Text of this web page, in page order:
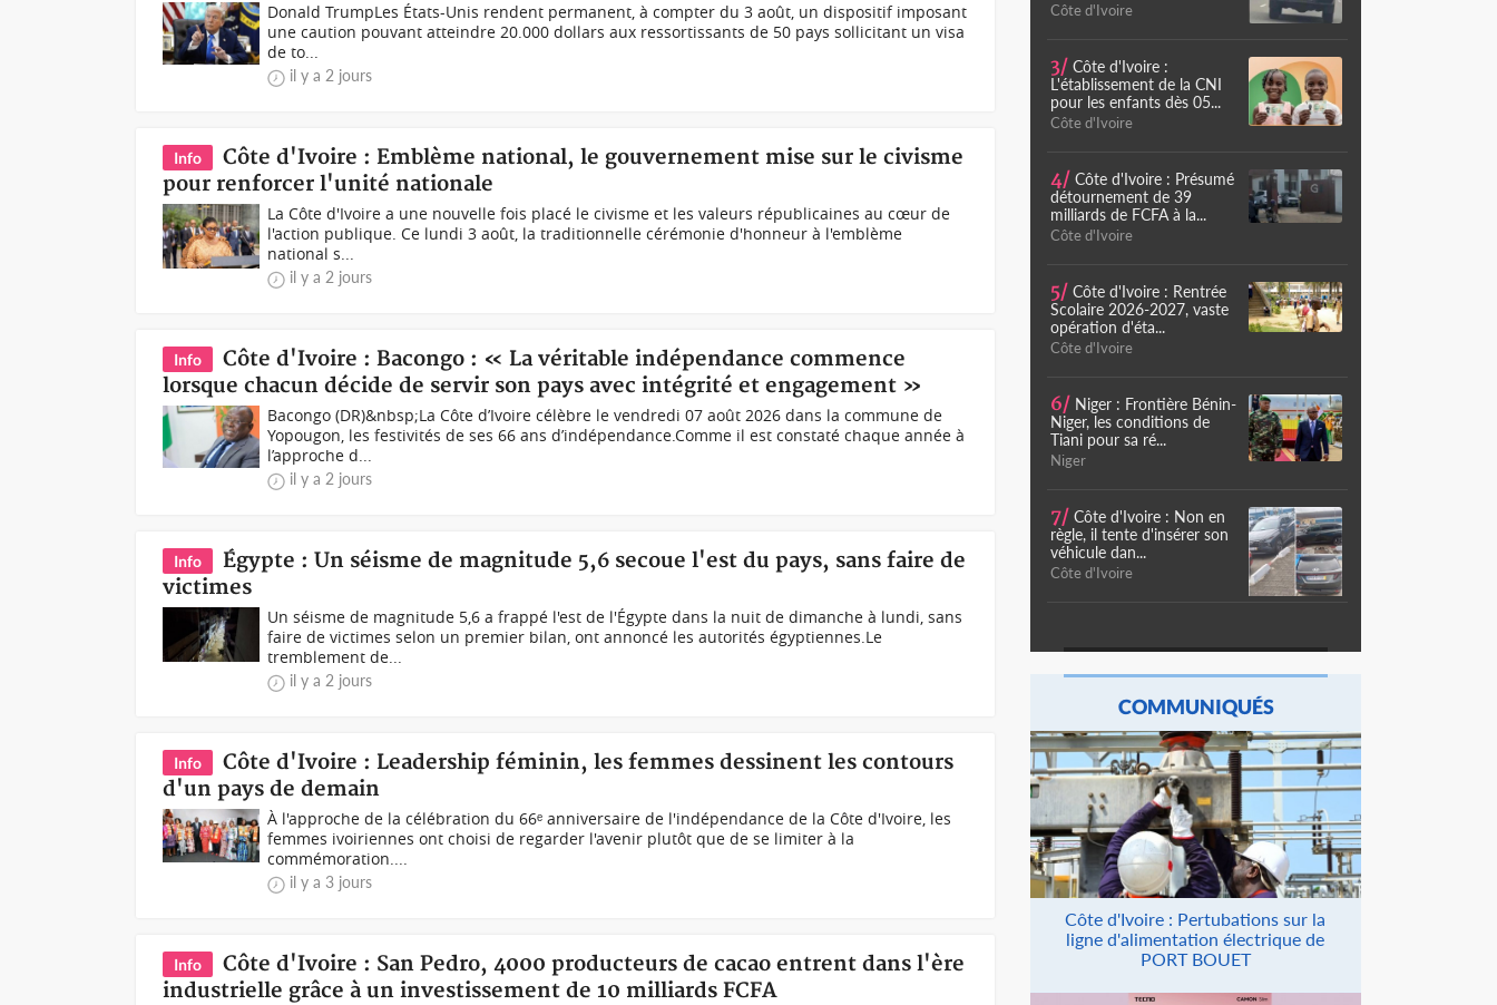
Donald TrumpLes États-Unis rendent permanent, à compter du 3 août, un dispositif imposant
une caution pouvant atteindre 20.000 dollars aux ressortissants de 50 pays sollicitant un visa
de to...
il y a 2 jours
Info
Côte d'Ivoire : Emblème national, le gouvernement mise sur le civisme
pour renforcer l'unité nationale
La Côte d'Ivoire a une nouvelle fois placé le civisme et les valeurs républicaines au cœur de
l'action publique. Ce lundi 3 août, la traditionnelle cérémonie d'honneur à l'emblème
national s...
il y a 2 jours
Info
Côte d'Ivoire : Bacongo : « La véritable indépendance commence
lorsque chacun décide de servir son pays avec intégrité et engagement »
Bacongo (DR)&nbsp;La Côte d’Ivoire célèbre le vendredi 07 août 2026 dans la commune de
Yopougon, les festivités de ses 66 ans d’indépendance.Comme il est constaté chaque année à
l’approche d...
il y a 2 jours
Info
Égypte : Un séisme de magnitude 5,6 secoue l'est du pays, sans faire de
victimes
Un séisme de magnitude 5,6 a frappé l'est de l'Égypte dans la nuit de dimanche à lundi, sans
faire de victimes selon un premier bilan, ont annoncé les autorités égyptiennes.Le
tremblement de...
il y a 2 jours
Info
Côte d'Ivoire : Leadership féminin, les femmes dessinent les contours
d'un pays de demain
À l'approche de la célébration du 66ᵉ anniversaire de l'indépendance de la Côte d'Ivoire, les
femmes ivoiriennes ont choisi de regarder l'avenir plutôt que de se limiter à la
commémoration....
il y a 3 jours
Info
Côte d'Ivoire : San Pedro, 4000 producteurs de cacao entrent dans l'ère
industrielle grâce à un investissement de 10 milliards FCFA
Côte d'Ivoire
3/ Côte d'Ivoire :
L'établissement de la CNI
pour les enfants dès 05...
Côte d'Ivoire
4/ Côte d'Ivoire : Présumé
détournement de 39
milliards de FCFA à la...
Côte d'Ivoire
5/ Côte d'Ivoire : Rentrée
Scolaire 2026-2027, vaste
opération d'éta...
Côte d'Ivoire
6/ Niger : Frontière Bénin-
Niger, les conditions de
Tiani pour sa ré...
Niger
7/ Côte d'Ivoire : Non en
règle, il tente d'insérer son
véhicule dan...
Côte d'Ivoire
COMMUNIQUÉS
Côte d'Ivoire : Pertubations sur la
ligne d'alimentation électrique de
PORT BOUET